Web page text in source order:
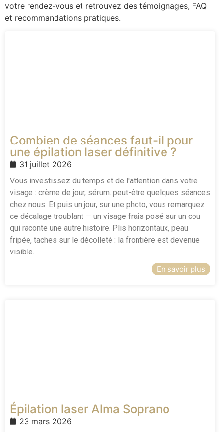
votre rendez‑vous et retrouvez des témoignages, FAQ
et recommandations pratiques.
Combien de séances faut-il pour
une épilation laser définitive ?
31 juillet 2026
Vous investissez du temps et de l'attention dans votre
visage : crème de jour, sérum, peut-être quelques séances
chez nous. Et puis un jour, sur une photo, vous remarquez
ce décalage troublant — un visage frais posé sur un cou
qui raconte une autre histoire. Plis horizontaux, peau
fripée, taches sur le décolleté : la frontière est devenue
visible.
En savoir plus
Épilation laser Alma Soprano
23 mars 2026